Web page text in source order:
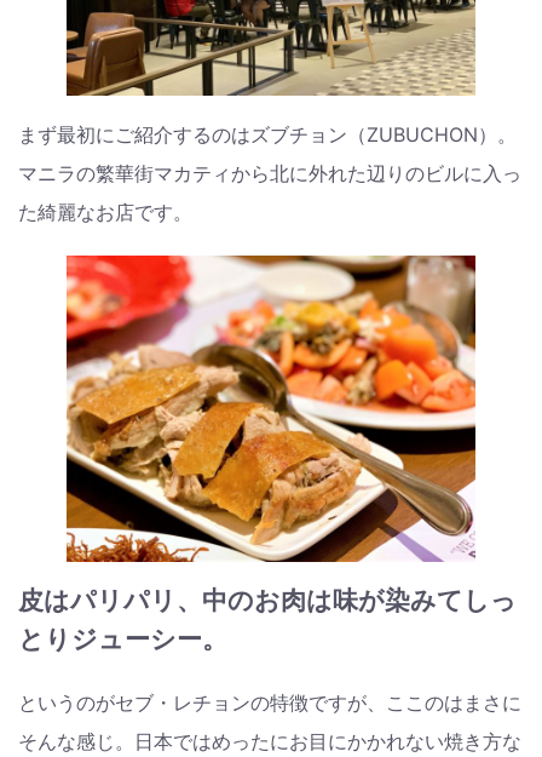
まず最初にご紹介するのはズブチョン（ZUBUCHON）。
マニラの繁華街マカティから北に外れた辺りのビルに入っ
た綺麗なお店です。
皮はパリパリ、中のお肉は味が染みてしっ
とりジューシー。
というのがセブ・レチョンの特徴ですが、ここのはまさに
そんな感じ。日本ではめったにお目にかかれない焼き方な